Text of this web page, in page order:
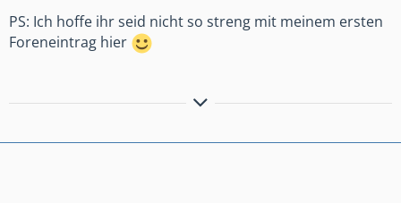
PS: Ich hoffe ihr seid nicht so streng mit meinem ersten
Foreneintrag hier
Simple Mathematik: